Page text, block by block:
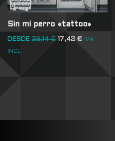
Sin mi perro «tattoo»
DESDE 26,14€ 17,42 € IVA
INCL